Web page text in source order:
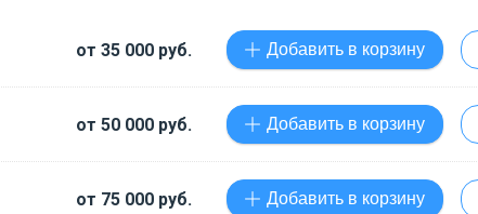
от 35 000 руб. Добавить в корзину
от 50 000 руб. Добавить в корзину
от 75 000 руб. Добавить в корзину